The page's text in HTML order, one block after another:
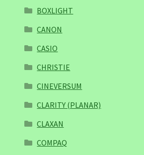
BOXLIGHT
CANON
CASIO
CHRISTIE
CINEVERSUM
CLARITY (PLANAR)
CLAXAN
COMPAQ